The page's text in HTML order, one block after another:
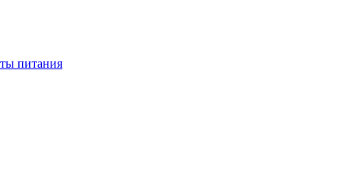
питания